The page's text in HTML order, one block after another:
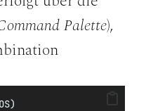
Palette),